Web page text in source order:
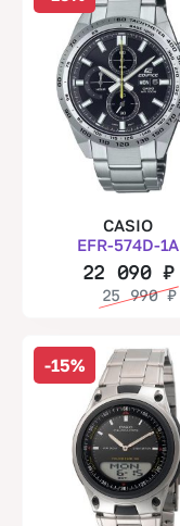
CASIO
EFR-574D-1A
22 090₽
25 990₽
-15%